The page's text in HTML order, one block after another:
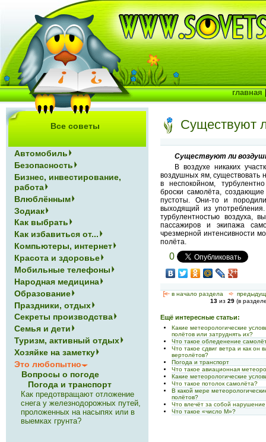
Существуют
Существуют ли
В воздухе никаких
воздушных ям, существовать
в неспокойном,
броски самолёта,
пустоты. Они-то и
выходящий из
турбулентностью воздуха,
пассажиров и экипажа
чрезмерной интенсивности
полёта.
0
[<— в начало раздела <-
13из 29(в
Ещё интересные статьи:
Какие метеорологические
полётов или затруднять их?
Что такое обледенение
Что такое сдвиг ветра и как он
вертолётов?
Погода и транспорт
Что такое авиационная
Какие метеорологические
Что такое потолок самолёта?
В какой мере
полётов?
Что влечёт за собой
Что такое «число М»?
Все советы
Автомобиль
Безопасность
Бизнес, инвестирование,
работа
Влюблённым
Зодиак
Как выбрать
Как избавиться от...
Компьютеры, интернет
Красота и здоровье
Мобильные телефоны
Народная медицина
Образование
Праздники, отдых
Секреты производства
Семья и дети
Туризм, активный отдых
Хозяйке на заметку
Это любопытно
Вопросы о погоде
Погода и транспорт
Как предотвращают отложение
снега у железнодорожных путей,
проложенных на насыпях или в
выемках грунта?
главная